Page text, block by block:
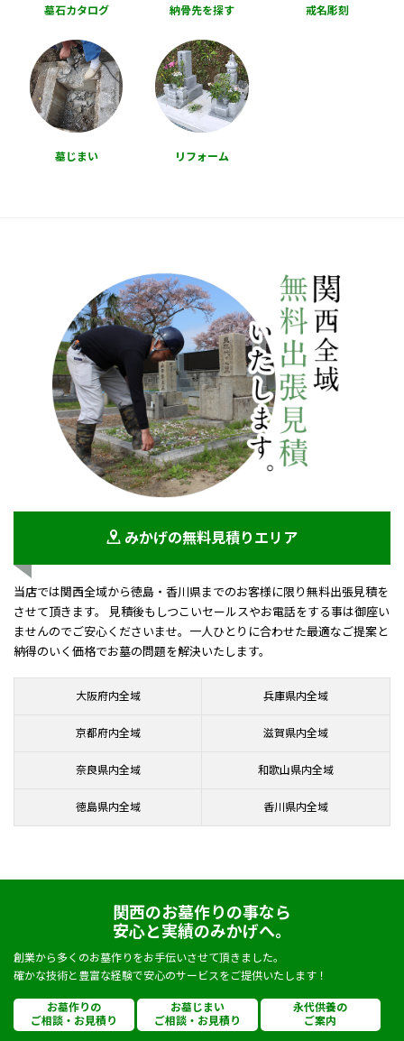
墓石カタログ 納骨先を探す 戒名彫刻
墓じまい リフォーム
みかげの無料見積りエリア
当店では関西全域から徳島・香川県までのお客様に限り無料出張見積を
させて頂きます。 見積後もしつこいセールスやお電話をする事は御座い
ませんのでご安心くださいませ。一人ひとりに合わせた最適なご提案と
納得のいく価格でお墓の問題を解決いたします。
大阪府内全域 兵庫県内全域
京都府内全域 滋賀県内全域
奈良県内全域 和歌山県内全域
徳島県内全域 香川県内全域
関西のお墓作りの事なら
安心と実績のみかげへ。
創業から多くのお墓作りをお手伝いさせて頂きました。
確かな技術と豊富な経験で安心のサービスをご提供いたします！
お墓作りの
ご相談・お見積り
お墓じまい
ご相談・お見積り
永代供養の
ご案内